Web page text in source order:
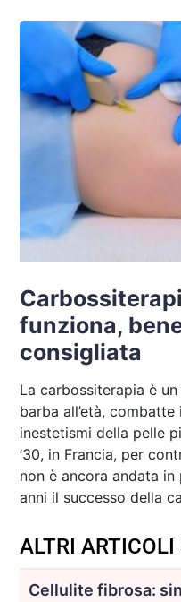
funziona,
consigliata
La carbossiterapia è
barba all’età,
inestetismi della pelle
’30, in Francia, per
non è ancora andata
anni il successo della
ALTRI ARTICOLI
Cellulite fibrosa: